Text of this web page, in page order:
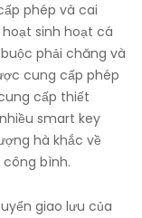
phép và cai
sinh hoạt cá
phải chăng và
cung cấp phép
cấp thiết
smart key
hà khắc về
bình.
giao lưu của